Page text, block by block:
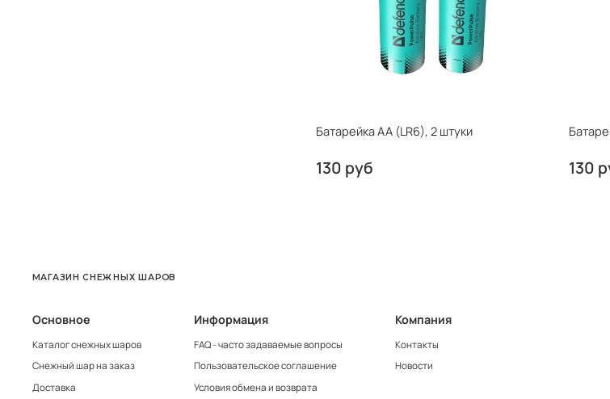
Батарейка AA (LR6), 2 штуки
130 руб 130
МАГАЗИН СНЕЖНЫХ ШАРОВ
Основное
Каталог снежных шаров
Снежный шар на заказ
Доставка
Информация
FAQ - часто задаваемые вопросы
Пользовательское соглашение
Условия обмена и возврата
Компания
Контакты
Новости